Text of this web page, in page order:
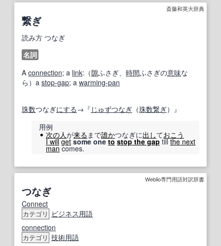
斎藤和英大辞典
繋ぎ
読み方 つなぎ
名詞
A connection; a link:（隙ふさぎ、 時間ふさぎの意味な
ら）a stop-gap; a warming-pan
珠数つなぎにする →『 じゅずつなぎ （珠数繋ぎ）』
用例
次の人が来るまで誰かつなぎに出しておこう
I will get some oneto stop the gaptillthe next
man comes.
Weblio専門用語対訳辞書
つなぎ
Connect
カテゴリ
ビジネス用語
connection
カテゴリ 技術用語